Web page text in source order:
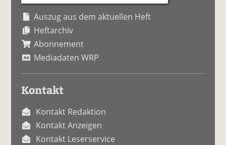
Auszug aus dem aktuellen Heft
Heftarchiv
Abonnement
Mediadaten WRP
Kontakt
Kontakt Redaktion
Kontakt Anzeigen
Kontakt Leserservice